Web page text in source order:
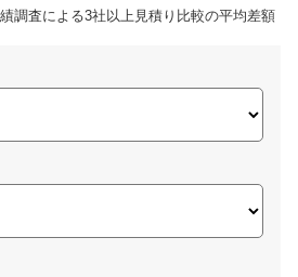
調査による3社以上見積り比較の平均差額